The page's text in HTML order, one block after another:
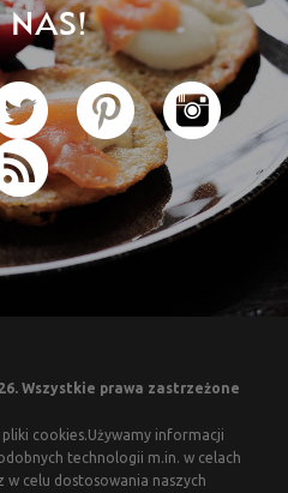
NAS!
Wszystkie prawa zastrzeżone
cookies.Używamy informacji
technologii m.in. w celach
celu dostosowania naszych